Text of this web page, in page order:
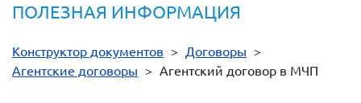
ПОЛЕЗНАЯ ИНФОРМАЦИЯ
Конструктор документов > Договоры >
Агентские договоры > Агентский договор в МЧП